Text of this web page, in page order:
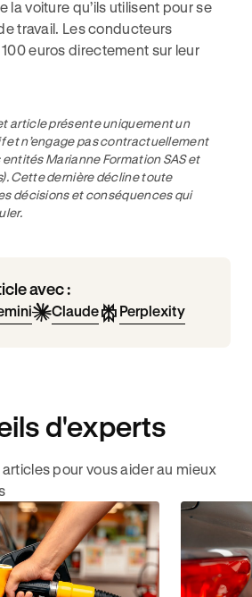
la voiture qu’ils utilisent pour se
travail. Les conducteurs
euros directement sur leur
article présente uniquement un
et n’engage pas contractuellement
entités Marianne Formation SAS et
Cette dernière décline toute
décisions et conséquences qui
avec :
Claude Perplexity
d'experts
pour vous aider au mieux